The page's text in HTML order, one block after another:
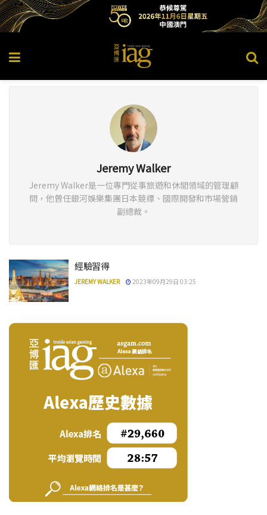
Jeremy Walker
Jeremy Walker是一位專門從事旅遊和休閒領域的管理顧
問，他曾任銀河娛樂集團日本競標、國際開發和市場營銷
副總裁。
經驗習得
JEREMY WALKER 2023年09月29日 03:25